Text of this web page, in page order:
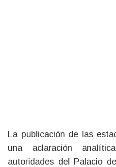
La publicación de las
una aclaración
autoridades del Palacio